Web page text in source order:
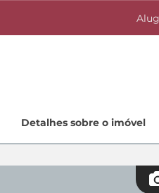
Quem Somos
Detalhes sobre o imóvel